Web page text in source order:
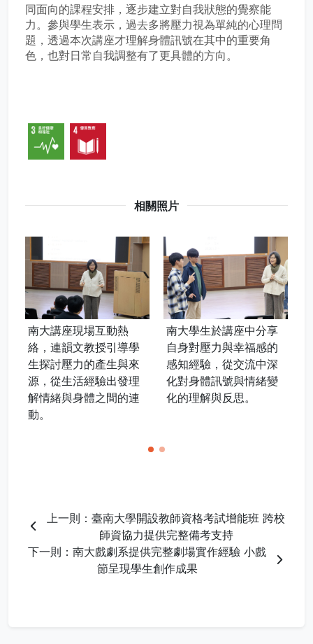
同面向的課程安排，逐步建立對自我狀態的覺察能
力。參與學生表示，過去多將壓力視為單純的心理問
題，透過本次講座才理解身體訊號在其中的重要角
色，也對日常自我調整有了更具體的方向。
相關照片
南大講座現場互動熱
絡，連韻文教授引導學
生探討壓力的產生與來
源，從生活經驗出發理
解情緒與身體之間的連
動。
南大學生於講座中分享
自身對壓力與幸福感的
感知經驗，從交流中深
化對身體訊號與情緒變
化的理解與反思。
上一則：臺南大學開設教師資格考試增能班 跨校
師資協力提供完整備考支持
下一則：南大戲劇系提供完整劇場實作經驗 小戲
節呈現學生創作成果